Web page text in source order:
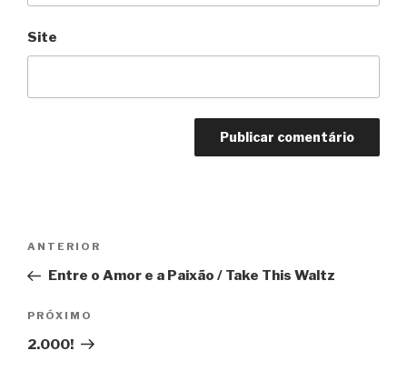
Site
Post
Anterior
ANTERIOR
Entre o Amor e a Paixão / Take This Waltz
Próximo
PRÓXIMO
2.000!